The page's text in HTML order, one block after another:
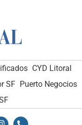
CYD Litoral
SF Puerto Negocios